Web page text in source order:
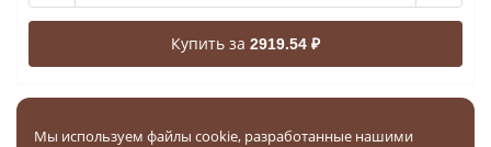
Купить за 2919.54 ₽
Мы используем файлы cookie, разработанные нашими